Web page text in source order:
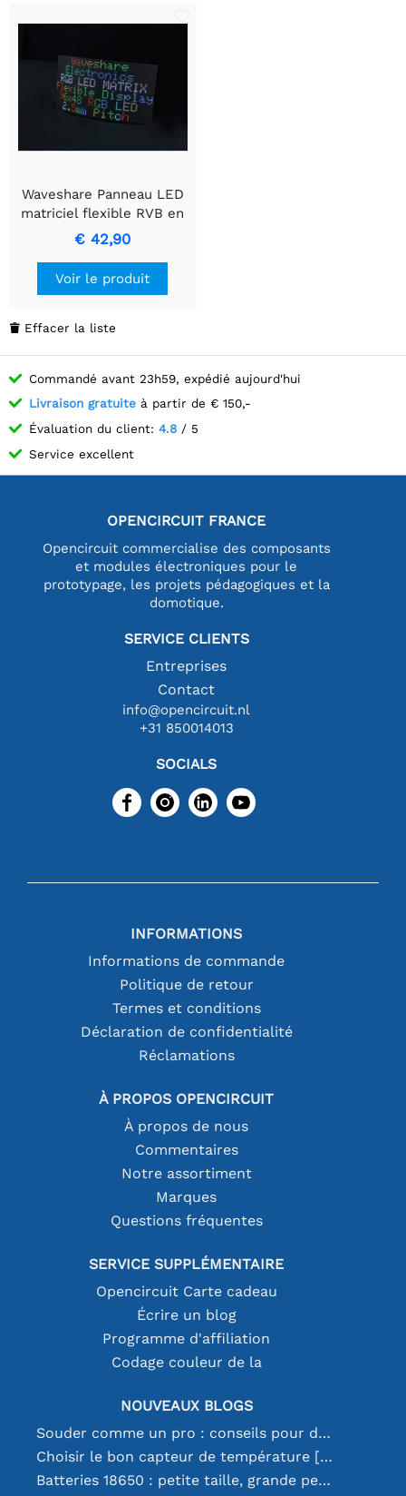
Waveshare Panneau LED
matriciel flexible RVB en
couleur, pas de 2,5 mm,
96x48 pixels, luminosité
réglable et PCB flexible.
€ 42,90
Voir le produit
 Effacer la liste
Commandé avant 23h59, expédié aujourd'hui
Livraison gratuite à partir de € 150,-
Évaluation du client: 4.8 / 5
Service excellent
OPENCIRCUIT FRANCE
Opencircuit commercialise des composants
et modules électroniques pour le
prototypage, les projets pédagogiques et la
domotique.
SERVICE CLIENTS
Entreprises
Contact
info@opencircuit.nl
+31 850014013
SOCIALS
INFORMATIONS
Informations de commande
Politique de retour
Termes et conditions
Déclaration de confidentialité
Réclamations
À PROPOS OPENCIRCUIT
À propos de nous
Commentaires
Notre assortiment
Marques
Questions fréquentes
SERVICE SUPPLÉMENTAIRE
Opencircuit Carte cadeau
Écrire un blog
Programme d'affiliation
Codage couleur de la
NOUVEAUX BLOGS
Souder comme un pro : conseils pour des connexions électroniques parfaites
Choisir le bon capteur de température [youtube]
Batteries 18650 : petite taille, grande performance